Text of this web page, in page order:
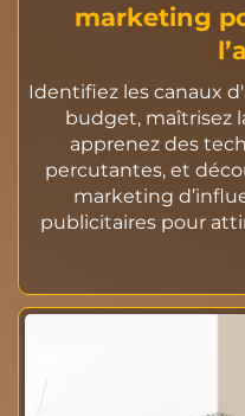
marketing
Identifiez les canaux
budget, maîtrisez
apprenez des
percutantes, et
marketing
publicitaires pour